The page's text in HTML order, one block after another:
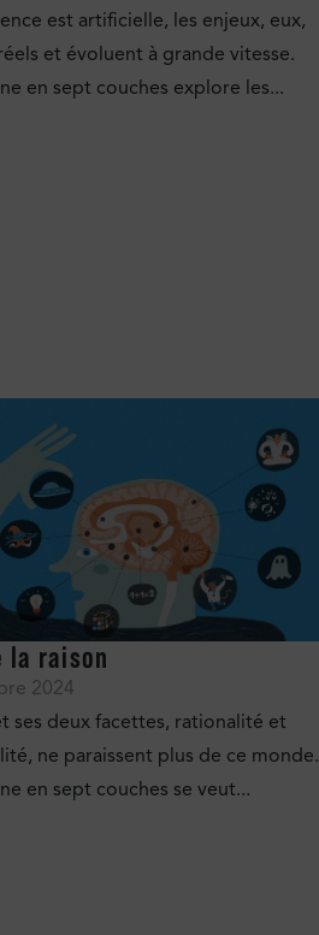
est artificielle, les enjeux, eux,
et évoluent à grande vitesse.
en sept couches explore les...
la raison
2024
ses deux facettes, rationalité et
ne paraissent plus de ce monde.
en sept couches se veut...